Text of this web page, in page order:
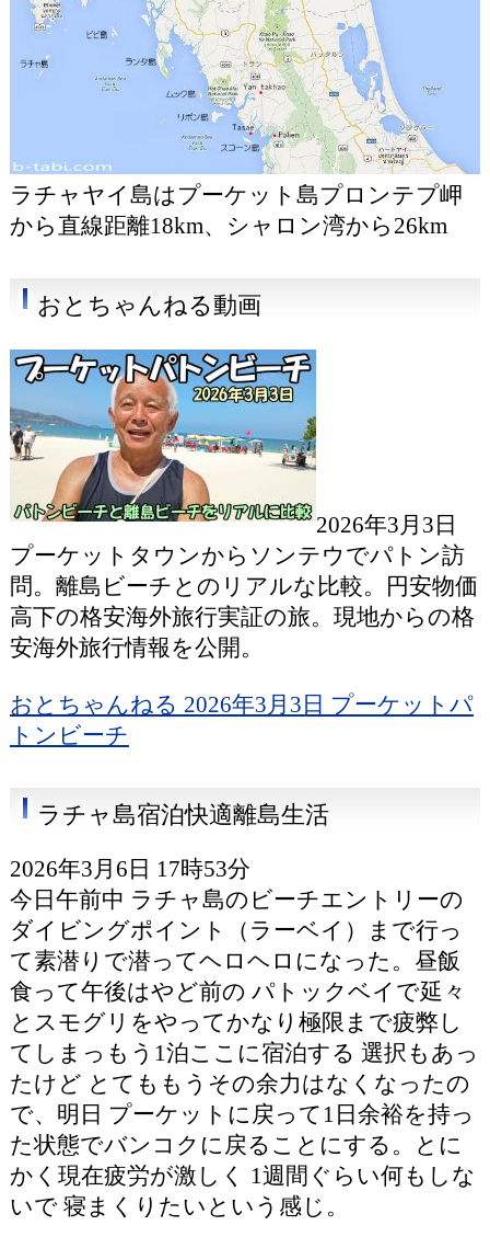
ラチャヤイ島はプーケット島プロンテプ岬
から直線距離18km、シャロン湾から26km
おとちゃんねる動画
2026年3月3日
プーケットタウンからソンテウでパトン訪
問。離島ビーチとのリアルな比較。円安物価
高下の格安海外旅行実証の旅。現地からの格
安海外旅行情報を公開。
おとちゃんねる 2026年3月3日 プーケットパ
トンビーチ
ラチャ島宿泊快適離島生活
2026年3月6日 17時53分
今日午前中 ラチャ島のビーチエントリーの
ダイビングポイント（ラーベイ）まで行っ
て素潜りで潜ってヘロヘロになった。昼飯
食って午後はやど前の パトックベイで延々
とスモグリをやってかなり極限まで疲弊し
てしまっもう1泊ここに宿泊する 選択もあっ
たけど とてももうその余力はなくなったの
で、明日 プーケットに戻って1日余裕を持っ
た状態でバンコクに戻ることにする。とに
かく現在疲労が激しく 1週間ぐらい何もしな
いで 寝まくりたいという感じ。